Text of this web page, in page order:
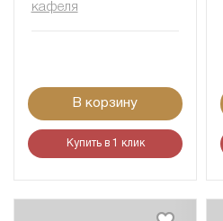
кафеля
В корзину
Купить в 1 клик